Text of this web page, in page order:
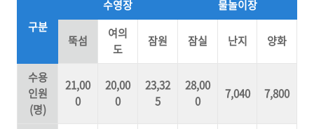
구분
수영장 물놀이장
뚝섬
여의
도
잠원 잠실 난지 양화
수용
인원
(명)
21,00
0
20,00
0
23,32
5
28,00
0
7,040 7,800